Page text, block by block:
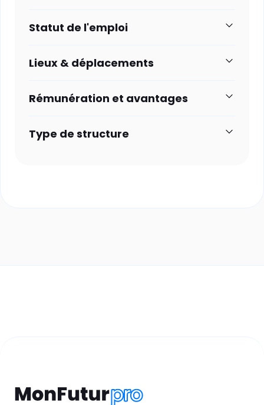
Statut de l'emploi
Lieux & déplacements
Rémunération et avantages
Type de structure